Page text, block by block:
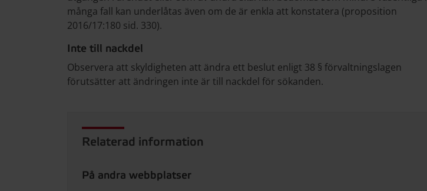
många fall kan underlåtas även om de är enkla att konstatera (proposition
2016/17:180 sid. 330).
Inte till nackdel
Observera att skyldigheten att ändra ett beslut enligt 38 § förvaltningslagen
förutsätter att ändringen inte är till nackdel för sökanden.
Relaterad information
På andra webbplatser